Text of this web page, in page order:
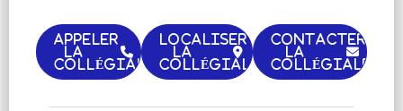
APPELER
LA
COLLÉGIALE
LOCALISER
LA
COLLÉGIALE
CONTACTER
LA
COLLÉGIALE